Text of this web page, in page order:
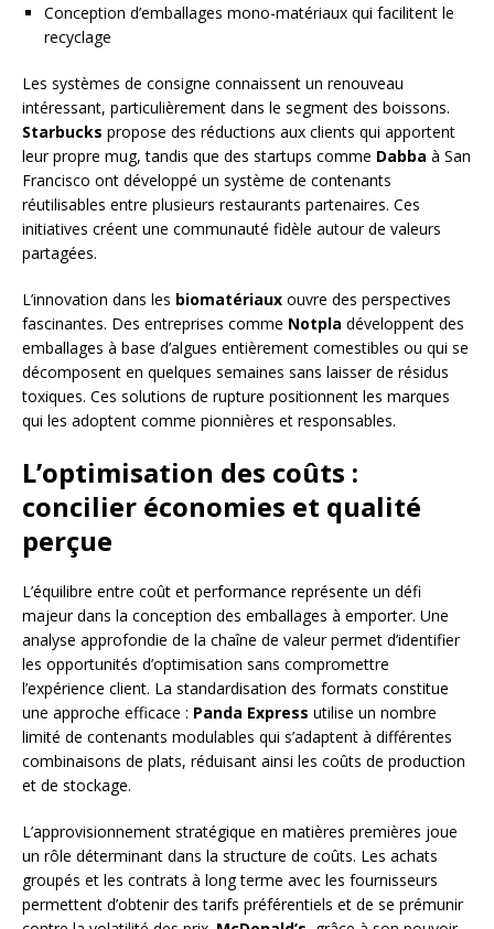
Conception d’emballages mono-matériaux qui facilitent le
recyclage
Les systèmes de consigne connaissent un renouveau
intéressant, particulièrement dans le segment des boissons.
Starbucks propose des réductions aux clients qui apportent
leur propre mug, tandis que des startups comme Dabba à San
Francisco ont développé un système de contenants
réutilisables entre plusieurs restaurants partenaires. Ces
initiatives créent une communauté fidèle autour de valeurs
partagées.
L’innovation dans les biomatériaux ouvre des perspectives
fascinantes. Des entreprises comme Notpla développent des
emballages à base d’algues entièrement comestibles ou qui se
décomposent en quelques semaines sans laisser de résidus
toxiques. Ces solutions de rupture positionnent les marques
qui les adoptent comme pionnières et responsables.
L’optimisation des coûts :
concilier économies et qualité
perçue
L’équilibre entre coût et performance représente un défi
majeur dans la conception des emballages à emporter. Une
analyse approfondie de la chaîne de valeur permet d’identifier
les opportunités d’optimisation sans compromettre
l’expérience client. La standardisation des formats constitue
une approche efficace : Panda Express utilise un nombre
limité de contenants modulables qui s’adaptent à différentes
combinaisons de plats, réduisant ainsi les coûts de production
et de stockage.
L’approvisionnement stratégique en matières premières joue
un rôle déterminant dans la structure de coûts. Les achats
groupés et les contrats à long terme avec les fournisseurs
permettent d’obtenir des tarifs préférentiels et de se prémunir